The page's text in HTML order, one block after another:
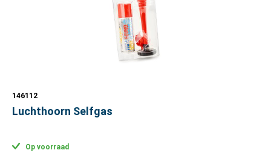
146112
Luchthoorn Selfgas
Op voorraad